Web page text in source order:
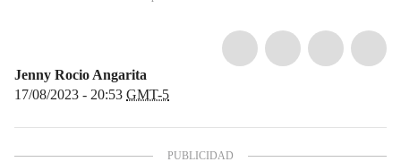
Jenny Rocio Angarita
17/08/2023 - 20:53 GMT-5